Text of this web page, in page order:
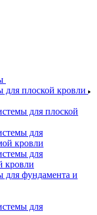
для плоской кровли
для плоской
для
кровли
для
кровли
для фундамента и
для